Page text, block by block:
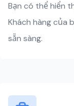
Bạn có thể hiển
Khách hàng của
sẵn sàng.